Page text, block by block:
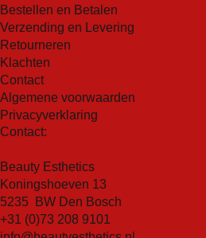
Veilig in gebruik:
en geschikt voor alle
agressieve ingrediënten,
dagelijks gebruik.
dode huidcellen, die helpt bij
voor de gevoelige huid.
Salicylzuur (BHA)
hydroxyzuur dat inwerkt op de
in de poriën. Het is uitstekend
met acne, omdat het dode
poriën vastzit, kan exfoliëren
bevochtiger die hydraterende
om een beschermende,
achter te laten. Ook een
Aloë vera poeder:
Bestellen en Betalen
Verzending en Levering
Retourneren
Klachten
Contact
Algemene voorwaarden
Privacyverklaring
Contact:
Beauty Esthetics
Koningshoeven 13
5235 BW Den Bosch
+31 (0)73 208 9101